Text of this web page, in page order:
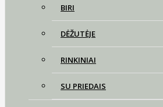
BIRI
DĖŽUTĖJE
RINKINIAI
SU PRIEDAIS